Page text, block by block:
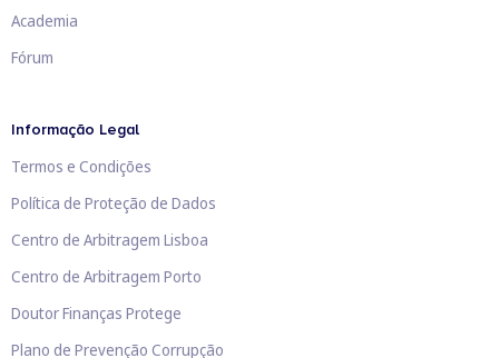
Academia
Fórum
Informação Legal
Termos e Condições
Política de Proteção de Dados
Centro de Arbitragem Lisboa
Centro de Arbitragem Porto
Doutor Finanças Protege
Plano de Prevenção Corrupção